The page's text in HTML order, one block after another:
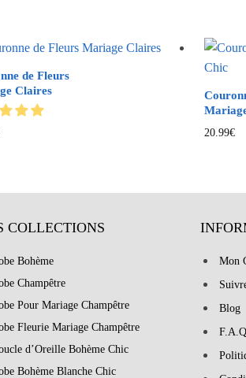
de Fleurs
Claires
20.99€
COLLECTIONS
Bohème
Champêtre
Pour Mariage Champêtre
Fleurie Mariage Champêtre
d’Oreille Bohème Chic
Bohème Blanche Chic
Mon
Blog